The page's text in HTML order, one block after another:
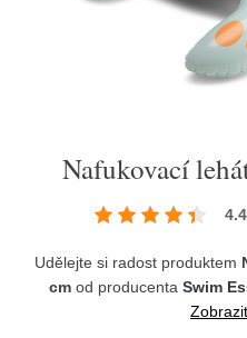
Nafukovací
4.4
Udělejte si radost produktem
cm od producenta Swim